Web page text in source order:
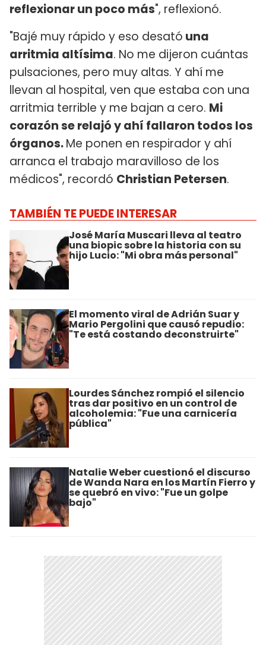
reflexionar un poco más", reflexionó.
"Bajé muy rápido y eso desató una
arritmia altísima. No me dijeron cuántas
pulsaciones, pero muy altas. Y ahí me
llevan al hospital, ven que estaba con una
arritmia terrible y me bajan a cero. Mi
corazón se relajó y ahí fallaron todos los
órganos.Me ponen en respirador y ahí
arranca el trabajo maravilloso de los
médicos", recordó Christian Petersen.
TAMBIÉN TE PUEDE INTERESAR
José María Muscari lleva al teatro
una biopic sobre la historia con su
hijo Lucio: "Mi obra más personal"
El momento viral de Adrián Suar y
Mario Pergolini que causó repudio:
"Te está costando deconstruirte"
Lourdes Sánchez rompió el silencio
tras dar positivo en un control de
alcoholemia: "Fue una carnicería
pública"
Natalie Weber cuestionó el discurso
de Wanda Nara en los Martín Fierro y
se quebró en vivo: "Fue un golpe
bajo"